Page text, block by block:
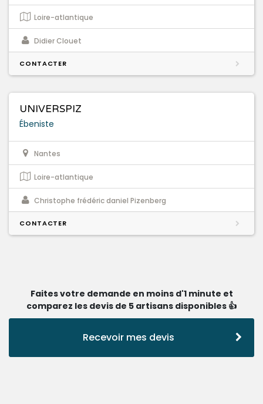
Loire-atlantique
Didier Clouet
CONTACTER
UNIVERSPIZ
Ébeniste
Nantes
Loire-atlantique
Christophe frédéric daniel Pizenberg
CONTACTER
Faites votre demande en moins d'1 minute et
comparez les devis de 5 artisans disponibles 👍
Recevoir mes devis